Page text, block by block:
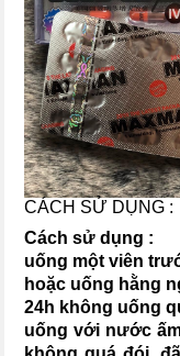
CÁCH SỬ DỤNG :
Cách sử dụng :
uống một viên
hoặc uống hằng
24h không uống
uống với nước